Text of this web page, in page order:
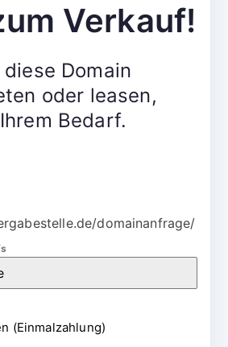
Verkauf!
Domain
oder leasen,
Bedarf.
domainanfrage/
(Einmalzahlung)